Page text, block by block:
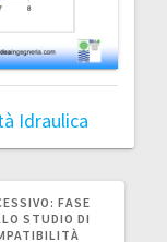
Idraulica
ARTICOLO
SUCCESSIVO:
FASE
STUDIO DI